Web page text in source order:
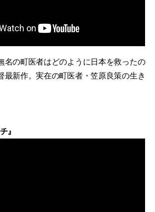
名の町医者はどのように日本を救ったの
最新作。実在の町医者・笠原良策の生き
』